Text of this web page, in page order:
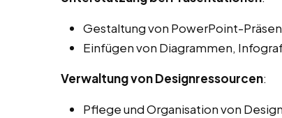
Gestaltung von PowerPoint-
Einfügen von Diagrammen,
Verwaltung von Designressourcen:
Pflege und Organisation von